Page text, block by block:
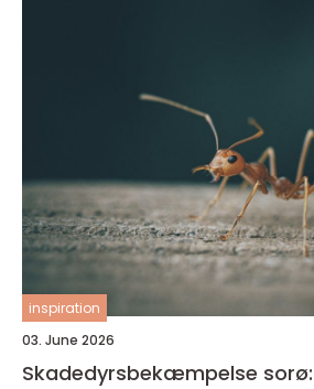
inspiration
03. June 2026
Skadedyrsbekæmpelse